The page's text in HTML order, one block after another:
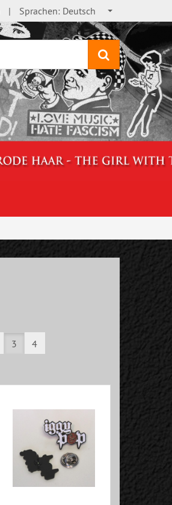
Sprachen: Deutsch
Suchen
3 4